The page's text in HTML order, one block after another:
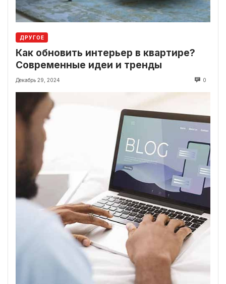
ДРУГОЕ
Как обновить интерьер в квартире?
Современные идеи и тренды
Декабрь 29, 2024 0